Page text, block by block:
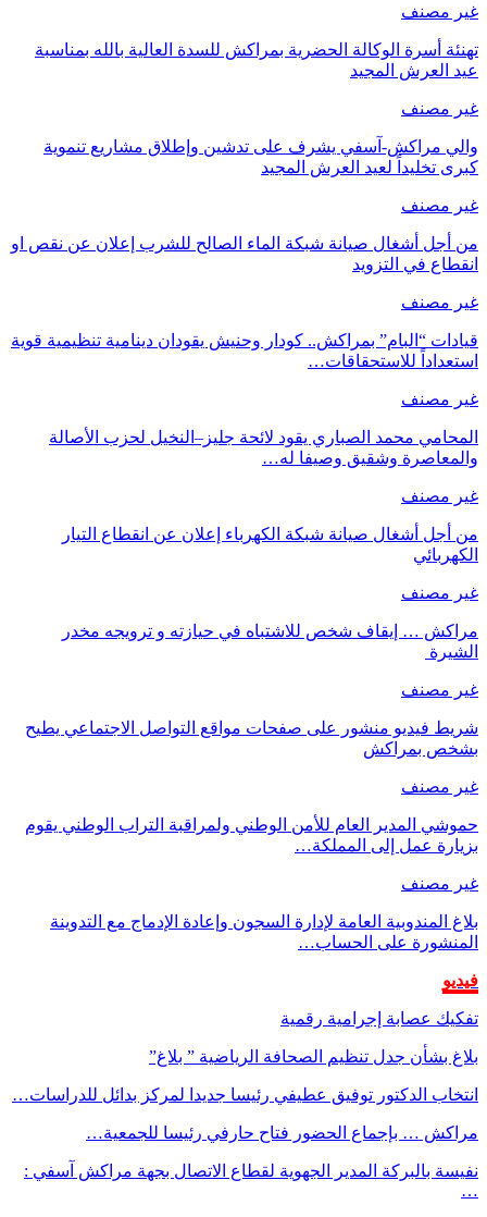
غير مصنف
تهنئة أسرة الوكالة الحضرية بمراكش للسدة العالية بالله بمناسبة
عيد العرش المجيد
غير مصنف
والي مراكش-آسفي يشرف على تدشين وإطلاق مشاريع تنموية
كبرى تخليداً لعيد العرش المجيد
غير مصنف
من أجل أشغال صيانة شبكة الماء الصالح للشرب إعلان عن نقص او
انقطاع في التزويد
غير مصنف
قيادات “البام” بمراكش.. كودار وحنيش يقودان دينامية تنظيمية قوية
استعداداً للاستحقاقات…
غير مصنف
المحامي محمد الصباري يقود لائحة جليز–النخيل لحزب الأصالة
والمعاصرة وشقيق وصيفا له…
غير مصنف
من أجل أشغال صيانة شبكة الكهرباء إعلان عن انقطاع التيار
الكهربائي
غير مصنف
مراكش … إيقاف شخص للاشتباه في حيازته و ترويجه مخدر
الشيرة
غير مصنف
شريط فيديو منشور على صفحات مواقع التواصل الاجتماعي يطيح
بشخص بمراكش
غير مصنف
حموشي المدير العام للأمن الوطني ولمراقبة التراب الوطني يقوم
بزيارة عمل إلى المملكة…
غير مصنف
بلاغ المندوبية العامة لإدارة السجون وإعادة الإدماج مع التدوينة
المنشورة على الحساب…
فيديو
تفكيك عصابة إجرامية رقمية
بلاغ بشأن جدل تنظيم الصحافة الرياضية ” بلاغ”
انتخاب الدكتور توفيق عطيفي رئيسا جديدا لمركز بدائل للدراسات…
مراكش … بإجماع الحضور فتاح حارفي رئيسا للجمعية…
نفيسة بالبركة المدير الجهوية لقطاع الاتصال بجهة مراكش آسفي :
…